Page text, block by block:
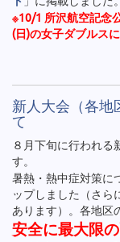
※10/1 所沢航空記念
(日)の女子ダブルス
新人大会（各地
て
８月下旬に行われる
す。
暑熱・熱中症対策に
ップしました（さら
あります）。各地区
安全に最大限